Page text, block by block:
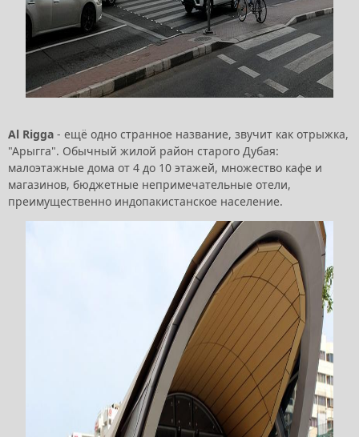
Al Rigga - ещё одно странное название, звучит как отрыжка,
"Арыгга". Обычный жилой район старого Дубая:
малоэтажные дома от 4 до 10 этажей, множество кафе и
магазинов, бюджетные непримечательные отели,
преимущественно индопакистанское население.